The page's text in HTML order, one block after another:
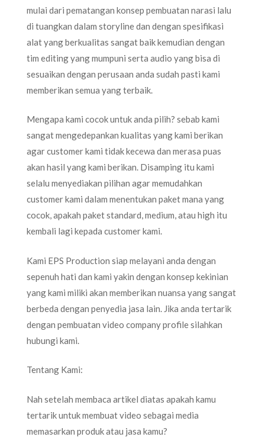
mulai dari pematangan konsep pembuatan narasi lalu
di tuangkan dalam storyline dan dengan spesifikasi
alat yang berkualitas sangat baik kemudian dengan
tim editing yang mumpuni serta audio yang bisa di
sesuaikan dengan perusaan anda sudah pasti kami
memberikan semua yang terbaik.
Mengapa kami cocok untuk anda pilih? sebab kami
sangat mengedepankan kualitas yang kami berikan
agar customer kami tidak kecewa dan merasa puas
akan hasil yang kami berikan. Disamping itu kami
selalu menyediakan pilihan agar memudahkan
customer kami dalam menentukan paket mana yang
cocok, apakah paket standard, medium, atau high itu
kembali lagi kepada customer kami.
Kami EPS Production siap melayani anda dengan
sepenuh hati dan kami yakin dengan konsep kekinian
yang kami miliki akan memberikan nuansa yang sangat
berbeda dengan penyedia jasa lain. Jika anda tertarik
dengan pembuatan video company profile silahkan
hubungi kami.
Tentang Kami:
Nah setelah membaca artikel diatas apakah kamu
tertarik untuk membuat video sebagai media
memasarkan produk atau jasa kamu?